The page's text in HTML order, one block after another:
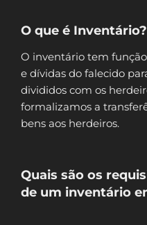
O que é Inventário?
O inventário tem
e dívidas do falecido
divididos com os
formalizamos a
bens aos herdeiros.
Quais são os
de um inventário